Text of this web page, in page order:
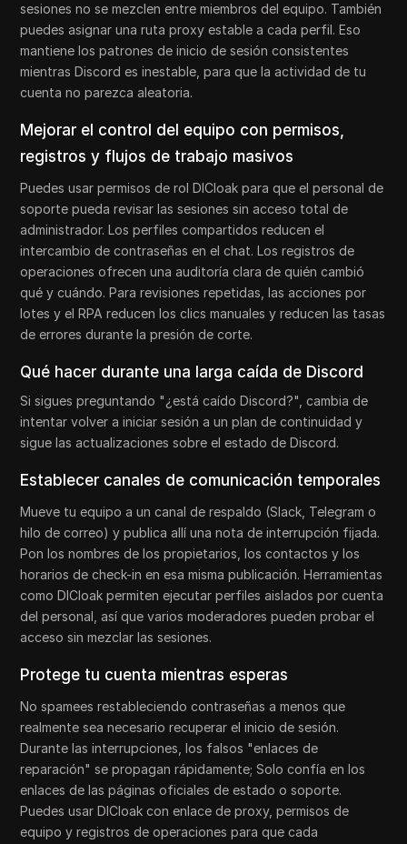
sesiones no se mezclen entre miembros del equipo. También
puedes asignar una ruta proxy estable a cada perfil. Eso
mantiene los patrones de inicio de sesión consistentes
mientras Discord es inestable, para que la actividad de tu
cuenta no parezca aleatoria.
Mejorar el control del equipo con permisos,
registros y flujos de trabajo masivos
Puedes usar permisos de rol DICloak para que el personal de
soporte pueda revisar las sesiones sin acceso total de
administrador. Los perfiles compartidos reducen el
intercambio de contraseñas en el chat. Los registros de
operaciones ofrecen una auditoría clara de quién cambió
qué y cuándo. Para revisiones repetidas, las acciones por
lotes y el RPA reducen los clics manuales y reducen las tasas
de errores durante la presión de corte.
Qué hacer durante una larga caída de Discord
Si sigues preguntando "¿está caído Discord?", cambia de
intentar volver a iniciar sesión a un plan de continuidad y
sigue las actualizaciones sobre el estado de Discord.
Establecer canales de comunicación temporales
Mueve tu equipo a un canal de respaldo (Slack, Telegram o
hilo de correo) y publica allí una nota de interrupción fijada.
Pon los nombres de los propietarios, los contactos y los
horarios de check-in en esa misma publicación. Herramientas
como DICloak permiten ejecutar perfiles aislados por cuenta
del personal, así que varios moderadores pueden probar el
acceso sin mezclar las sesiones.
Protege tu cuenta mientras esperas
No spamees restableciendo contraseñas a menos que
realmente sea necesario recuperar el inicio de sesión.
Durante las interrupciones, los falsos "enlaces de
reparación" se propagan rápidamente; Solo confía en los
enlaces de las páginas oficiales de estado o soporte.
Puedes usar DICloak con enlace de proxy, permisos de
equipo y registros de operaciones para que cada